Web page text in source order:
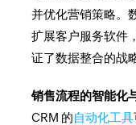
并优化营销策略。
扩展客户服务软件
证了数据整合的战
销售流程的智能化
CRM 的自动化工具